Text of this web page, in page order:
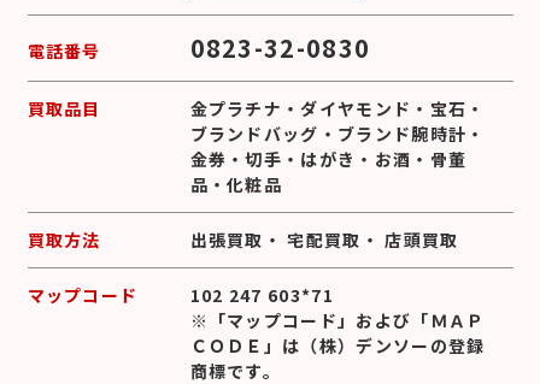
電話番号 0823-32-0830
買取品目 金プラチナ ・ダイヤモンド ・ 宝石 ・
ブランドバッグ ・ ブランド腕時計 ・
金券 ・切手 ・ はがき ・ お酒 ・ 骨董
品 ・化粧品
買取方法 出張買取 ・宅配買取 ・店頭買取
マップコード
102 247 603*71
※「マップコード」および「ＭＡＰ
ＣＯＤＥ」は（株）デンソーの登録
商標です。